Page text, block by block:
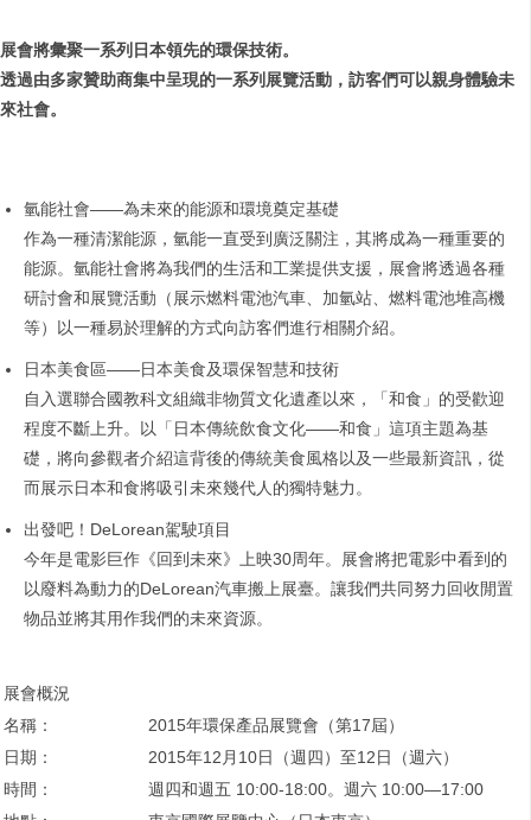
展會將彙聚一系列日本領先的環保技術。
透過由多家贊助商集中呈現的一系列展覽活動，訪客們可以親身體驗未
來社會。
氫能社會——為未來的能源和環境奠定基礎
作為一種清潔能源，氫能一直受到廣泛關注，其將成為一種重要的
能源。氫能社會將為我們的生活和工業提供支援，展會將透過各種
研討會和展覽活動（展示燃料電池汽車、加氫站、燃料電池堆高機
等）以一種易於理解的方式向訪客們進行相關介紹。
日本美食區——日本美食及環保智慧和技術
自入選聯合國教科文組織非物質文化遺產以來，「和食」的受歡迎
程度不斷上升。以「日本傳統飲食文化——和食」這項主題為基
礎，將向參觀者介紹這背後的傳統美食風格以及一些最新資訊，從
而展示日本和食將吸引未來幾代人的獨特魅力。
出發吧！DeLorean駕駛項目
今年是電影巨作《回到未來》上映30周年。展會將把電影中看到的
以廢料為動力的DeLorean汽車搬上展臺。讓我們共同努力回收閒置
物品並將其用作我們的未來資源。
展會概況
名稱：
2015年環保產品展覽會（第17屆）
日期：
2015年12月10日（週四）至12日（週六）
時間：
週四和週五 10:00-18:00。週六 10:00—17:00